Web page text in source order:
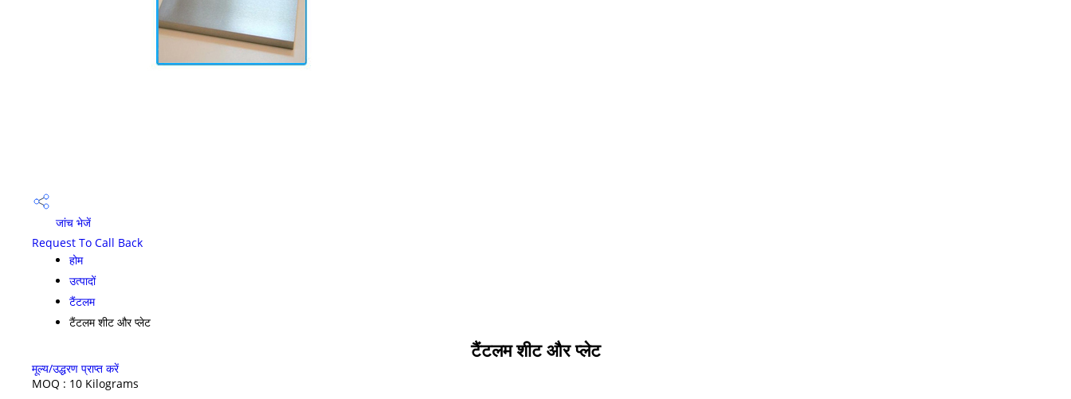
जांच भेजें
Request To Call Back
होम
उत्पादों
टैंटलम
टैंटलम शीट और प्लेट
टैंटलम शीट और प्लेट
मूल्य/उद्धरण प्राप्त करें
MOQ : 10 Kilograms